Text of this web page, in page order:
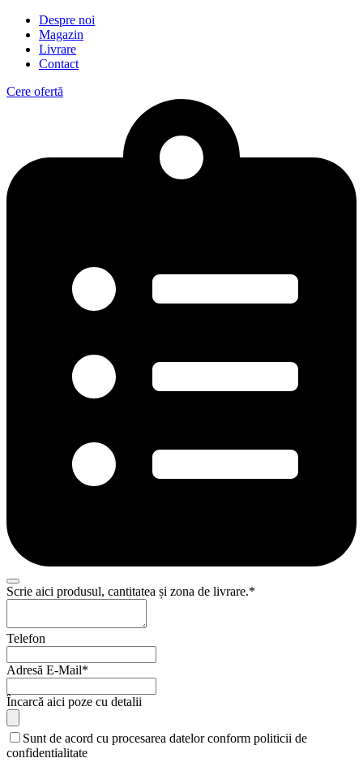
Despre noi
Magazin
Livrare
Contact
Cere ofertă
Scrie aici produsul, cantitatea și zona de livrare.*
Telefon
Adresă E-Mail*
Încarcă aici poze cu detalii
Email*
Sunt de acord cu procesarea datelor conform politicii de
confidentialitate